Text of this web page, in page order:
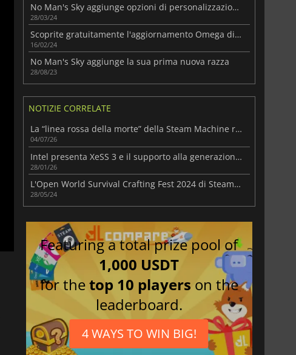
No Man's Sky aggiunge opzioni di personalizzazione per la vostra astronave
28/03/24
Scoprite gratuitamente l'aggiornamento Omega di No Man's Sky
16/02/24
No Man's Sky aggiunge la sua prima nuova razza
28/08/23
NOTIZIE CORRELATE
La “linea rossa della morte” della Steam Machine ricorda il peggior incubo della Xbox 360
04/07/26
Intel presenta XeSS 3 e il supporto alla generazione multi-frame nel nuovo driver Arc
28/01/26
L'Open World Survival Crafting Fest 2024 di Steam è ora online
28/05/24
Featuring a total prize pool of
1,000 USDT
for thetop 10 players on the
leaderboard.
4 WAYS TO WIN BIG!